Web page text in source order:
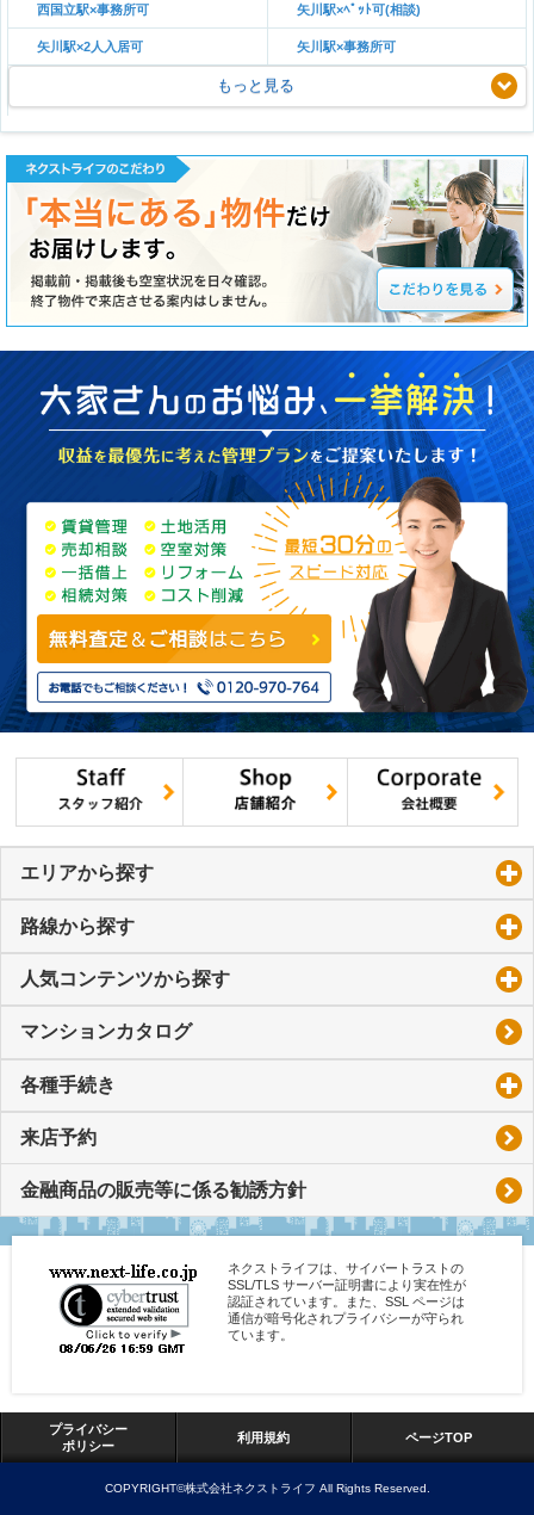
西国立駅×事務所可 矢川駅×ﾍﾟｯﾄ可(相談)
矢川駅×2人入居可 矢川駅×事務所可
もっと見る
エリアから探す
路線から探す
人気コンテンツから探す
マンションカタログ
各種手続き
来店予約
金融商品の販売等に係る勧誘方針
ネクストライフは、サイバートラストの
SSL/TLS サーバー証明書により実在性が
認証されています。また、SSL ページは
通信が暗号化されプライバシーが守られ
ています。
プライバシー
ポリシー
利用規約 ページTOP
COPYRIGHT©株式会社ネクストライフ All Rights Reserved.